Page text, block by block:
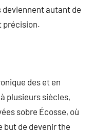
autant de
précision.
des et en
plusieurs siècles,
sobre Écosse, où
but de devenir the